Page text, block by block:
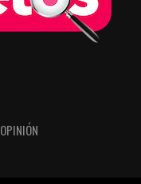
OPINIÓN